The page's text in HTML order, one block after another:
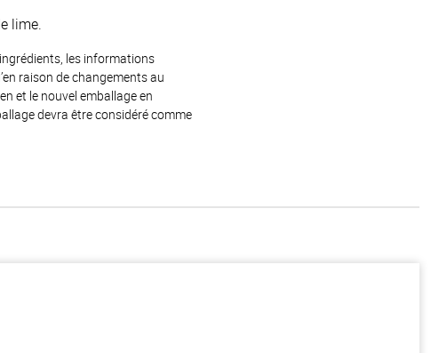
lime.
les informations
raison de changements au
et le nouvel emballage en
devra être considéré comme